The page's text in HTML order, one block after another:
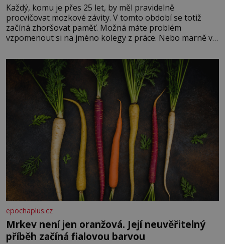
Každý, komu je přes 25 let, by měl pravidelně
procvičovat mozkové závity. V tomto období se totiž
začíná zhoršovat paměť. Možná máte problém
vzpomenout si na jméno kolegy z práce. Nebo marně v
Je to opravdu tak, s věkem jako kdyby se paměť
rozhodla stávkovat. Cvičte
epochaplus.cz
Mrkev není jen oranžová. Její neuvěřitelný
příběh začíná fialovou barvou